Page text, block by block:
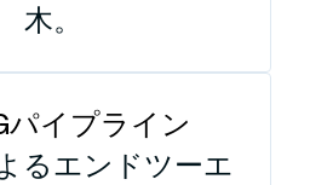
木。
パイプライン
るエンドツーエ